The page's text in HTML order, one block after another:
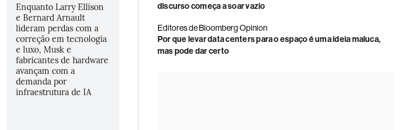
Enquanto Larry Ellison
e Bernard Arnault
lideram perdas com a
correção em tecnologia
e luxo, Musk e
fabricantes de hardware
avançam com a
demanda por
infraestrutura de IA
discurso começa a soar vazio
Editores de Bloomberg Opinion
Por que levar data centers para o espaço é uma ideia maluca,
mas pode dar certo